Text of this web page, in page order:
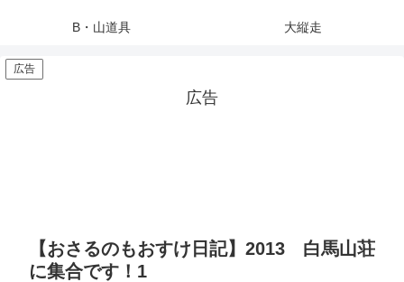
B・山道具 大縦走
広告
広告
【おさるのもおすけ日記】2013 白馬山荘
に集合です！1